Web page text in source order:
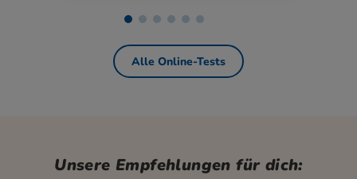
Alle Online-Tests
Unsere Empfehlungen für dich: